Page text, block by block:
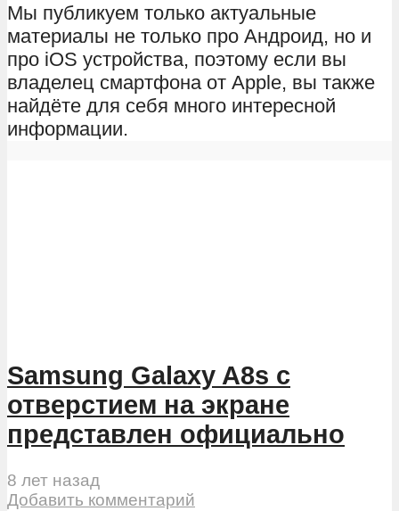
Мы публикуем только актуальные
материалы не только про Андроид, но и
про iOS устройства, поэтому если вы
владелец смартфона от Apple, вы также
найдёте для себя много интересной
информации.
Samsung Galaxy A8s с
отверстием на экране
представлен официально
8 лет назад
Добавить комментарий